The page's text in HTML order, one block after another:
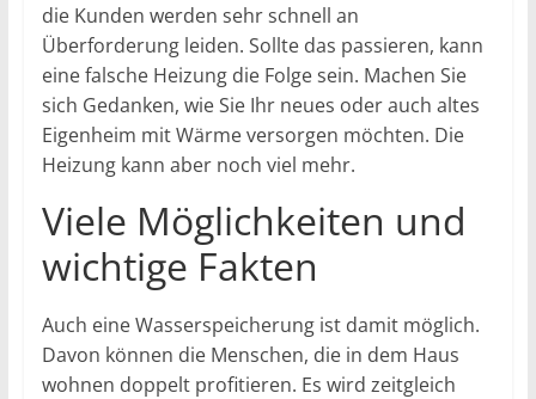
die Kunden werden sehr schnell an
Überforderung leiden. Sollte das passieren, kann
eine falsche Heizung die Folge sein. Machen Sie
sich Gedanken, wie Sie Ihr neues oder auch altes
Eigenheim mit Wärme versorgen möchten. Die
Heizung kann aber noch viel mehr.
Viele Möglichkeiten und
wichtige Fakten
Auch eine Wasserspeicherung ist damit möglich.
Davon können die Menschen, die in dem Haus
wohnen doppelt profitieren. Es wird zeitgleich